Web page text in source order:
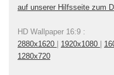
auf unserer Hilfsseite zum
HD Wallpaper 16:9 :
2880x1620 | 1920x1080 |
1280x720